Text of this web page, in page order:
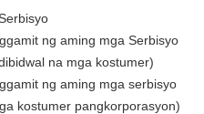
ng aming mga Serbisyo
na mga kostumer)
ng aming mga serbisyo
kostumer pangkorporasyon)